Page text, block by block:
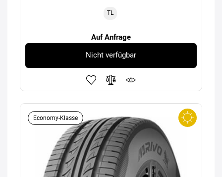
TL
Auf Anfrage
Nicht verfügbar
Economy-Klasse